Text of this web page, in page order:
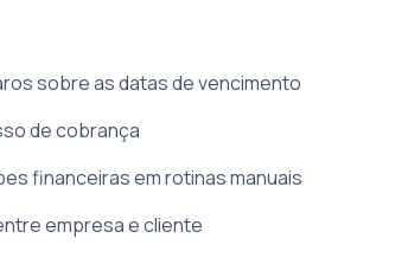
sobre as datas de vencimento
de cobrança
financeiras em rotinas manuais
empresa e cliente